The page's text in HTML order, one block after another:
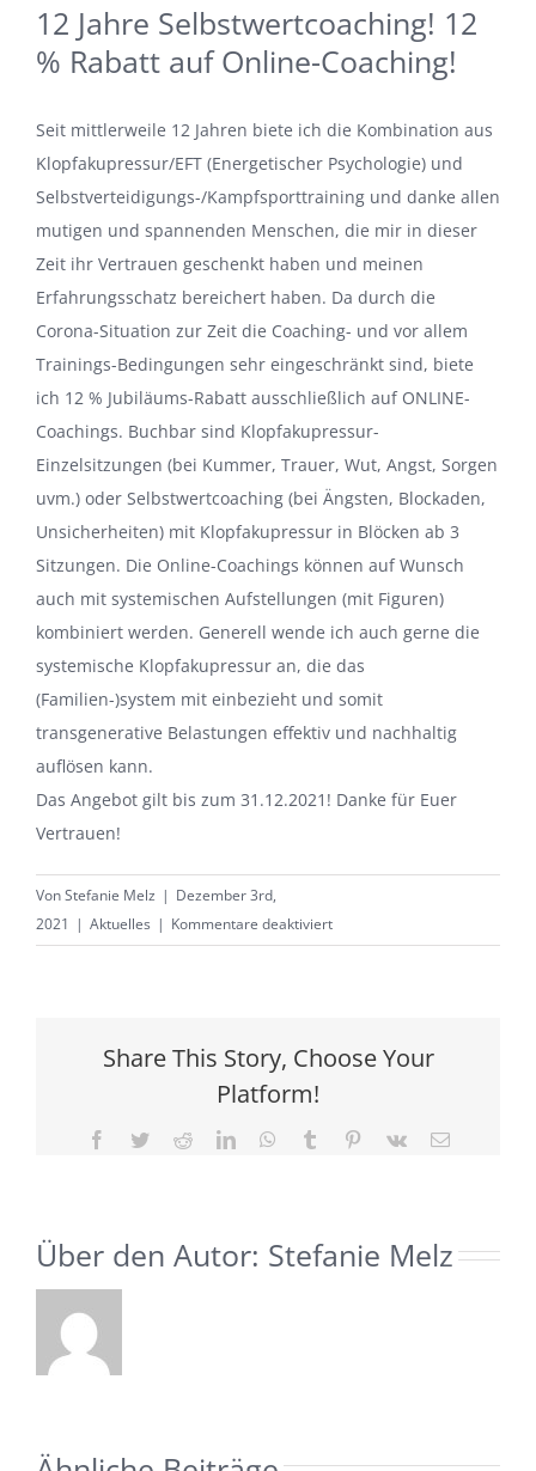
12 Jahre Selbstwertcoaching! 12
% Rabatt auf Online-Coaching!
Seit mittlerweile 12 Jahren biete ich die Kombination aus
Klopfakupressur/EFT (Energetischer Psychologie) und
Selbstverteidigungs-/Kampfsporttraining und danke allen
mutigen und spannenden Menschen, die mir in dieser
Zeit ihr Vertrauen geschenkt haben und meinen
Erfahrungsschatz bereichert haben. Da durch die
Corona-Situation zur Zeit die Coaching- und vor allem
Trainings-Bedingungen sehr eingeschränkt sind, biete
ich 12 % Jubiläums-Rabatt ausschließlich auf ONLINE-
Coachings. Buchbar sind Klopfakupressur-
Einzelsitzungen (bei Kummer, Trauer, Wut, Angst, Sorgen
uvm.) oder Selbstwertcoaching (bei Ängsten, Blockaden,
Unsicherheiten) mit Klopfakupressur in Blöcken ab 3
Sitzungen. Die Online-Coachings können auf Wunsch
auch mit systemischen Aufstellungen (mit Figuren)
kombiniert werden. Generell wende ich auch gerne die
systemische Klopfakupressur an, die das
(Familien-)system mit einbezieht und somit
transgenerative Belastungen effektiv und nachhaltig
auflösen kann.
Das Angebot gilt bis zum 31.12.2021! Danke für Euer
Vertrauen!
VonStefanie Melz | Dezember 3rd,
2021 | Aktuelles | Kommentare deaktiviertfür
12
%
Online-
Share This Story, Choose Your
Platform!
Facebook
TwitterRedditLinkedInWhatsApp
Tumblr Pinterest
Vk
E-
Über den Autor: Stefanie Melz